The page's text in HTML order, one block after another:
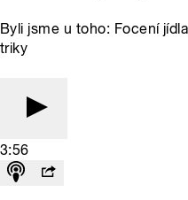
Byli jsme u toho: Focení
triky
3:56